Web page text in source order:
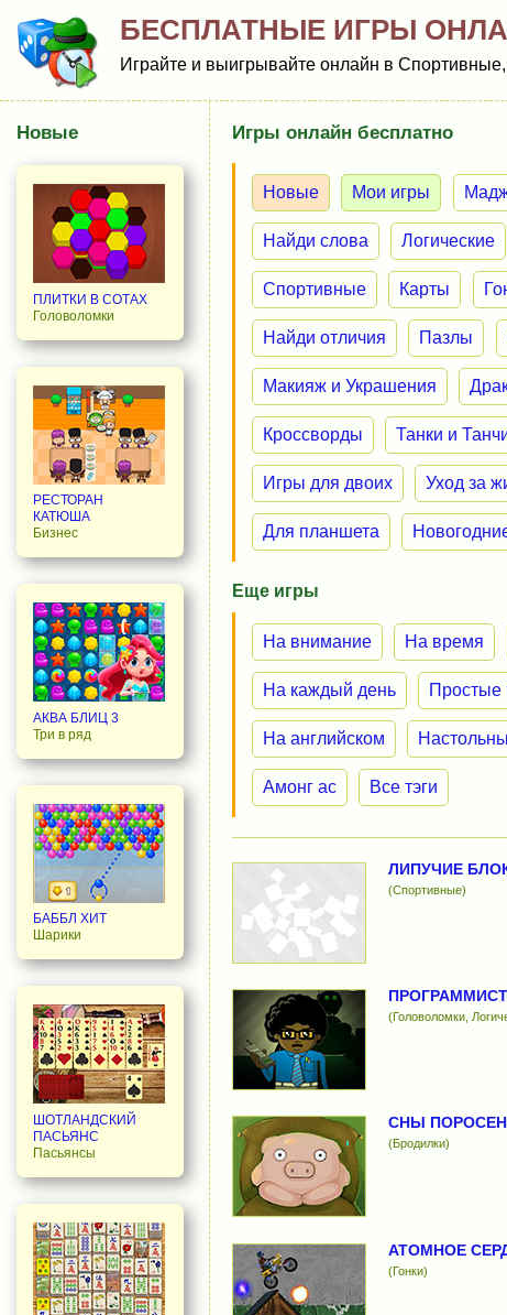
БЕСПЛАТНЫЕ ИГРЫ
Играйте и выигрывайте онлайн в
Игры онлайн бесплатно
Новые Мои игры
Найди слова Логические
Спортивные Карты
Найди отличия Пазлы
Макияж и Украшения
Кроссворды Танки и
Игры для двоих Уход за
Для планшета
Еще игры
На внимание На время
На каждый день Простые
На английском
Амонг ас Все тэги
ЛИПУЧИЕ
(Спортивные)
(Головоломки,
СНЫ
(Бродилки)
АТОМНОЕ
(Гонки)
Новые
ПЛИТКИ В СОТАХ
Головоломки
РЕСТОРАН
КАТЮША
Бизнес
АКВА БЛИЦ 3
Три в ряд
БАББЛ ХИТ
Шарики
ШОТЛАНДСКИЙ
ПАСЬЯНС
Пасьянсы